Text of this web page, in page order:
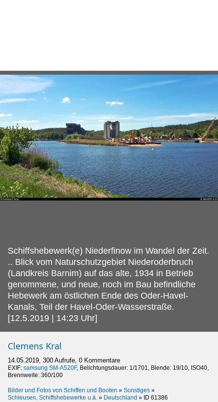
Schiffshebewerk(e) Niederfinow im Wandel der Zeit.
.. Blick vom Naturschutzgebiet Niederoderbruch
(Landkreis Barnim) auf das alte, 1934 in Betrieb
genommene, und neue, noch im Bau befindliche
Hebewerk am östlichen Ende des Oder-Havel-
Kanals, Teil der Havel-Oder-Wasserstraße.
[12.5.2019 | 14:23 Uhr]
Clemens Kral
14.05.2019, 300 Aufrufe, 0 Kommentare
EXIF: samsung SM-A520F, Belichtungsdauer: 1/1701, Blende: 19/10, ISO40,
Brennweite: 360/100
Bilder und Fotos von Schiffen und Booten » Sonstiges »
Schleusen, Schiffshebewerke u.ä. » Deutschland » ID 61386